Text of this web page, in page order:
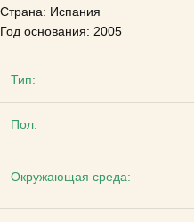
Страна: Испания
Год основания: 2005
Тип:
Пол:
Окружающая среда: